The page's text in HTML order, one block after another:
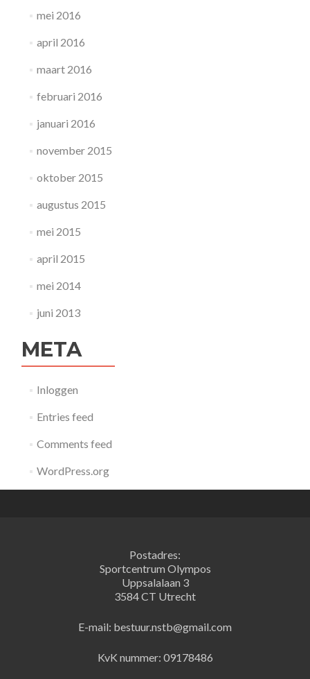
mei 2016
april 2016
maart 2016
februari 2016
januari 2016
november 2015
oktober 2015
augustus 2015
mei 2015
april 2015
mei 2014
juni 2013
META
Inloggen
Entries feed
Comments feed
WordPress.org
Postadres:
Sportcentrum Olympos
Uppsalalaan 3
3584 CT Utrecht
E-mail: bestuur.nstb@gmail.com
KvK nummer: 09178486